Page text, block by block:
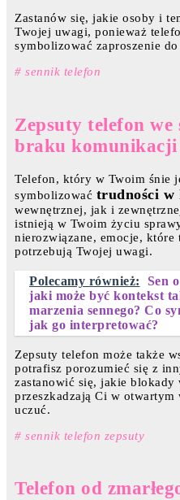
Zastanów się, jakie osoby i
Twojej uwagi, ponieważ
symbolizować zaproszenie do
# sennik telefon
Zepsuty telefon
braku komunikacji
Telefon, który w Twoim śnie
symbolizować trudności w
wewnętrznej, jak i
istnieją w Twoim życiu
nierozwiązane, emocje, które
potrzebują Twojej uwagi.
Polecamy również:
Sen
jaki może być kontekst
marzenia sennego? Co
jak go interpretować?
Zepsuty telefon może także
potrafisz porozumieć się z
zastanowić się, jakie blokady
przeszkadzają Ci w
uczuć.
# sennik telefon zepsuty
Telefon od